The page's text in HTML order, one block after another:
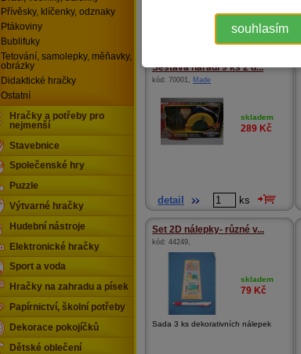
Sestava nářadí 9 ks 2 d...
kód: 70001, Made
skladem
289 Kč
detail ks
Set 2D nálepky- různé v...
kód: 44249,
skladem
79 Kč
Sada 3 ks dekorativních nálepek
Přívěsky, klíčenky, odznaky
Ptákoviny
Bublifuky
Tetování, samolepky, měňavky,
obrázky
Didaktické hračky
Ostatní
Hračky a potřeby pro
nejmenší
Stavebnice
Společenské hry
Puzzle
Výtvarné hračky
Hudební nástroje
Elektronické hračky
Sport a voda
Hračky na zahradu a písek
Papírnictví, školní potřeby
Dekorace pokojíčků
Dětské oblečení
souhlasím